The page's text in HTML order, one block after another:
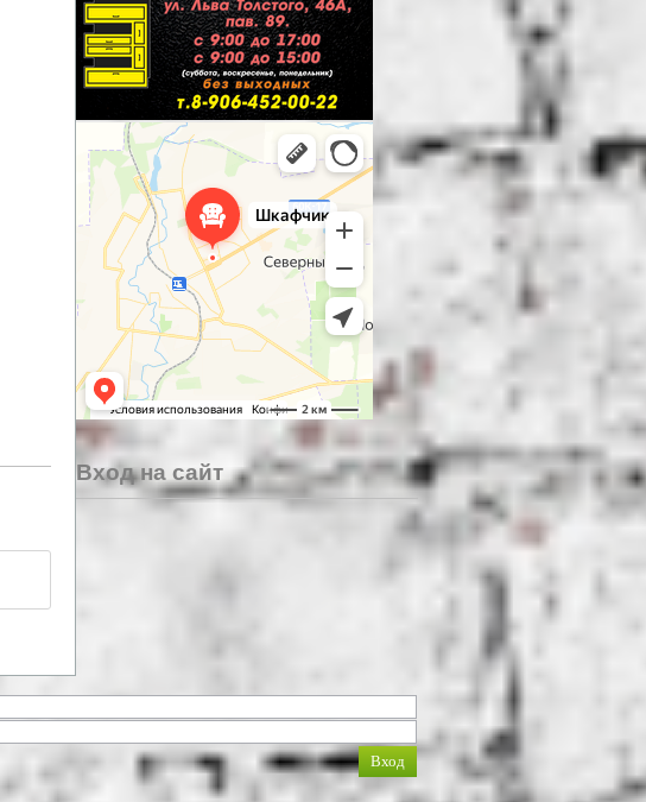
Вход на сайт